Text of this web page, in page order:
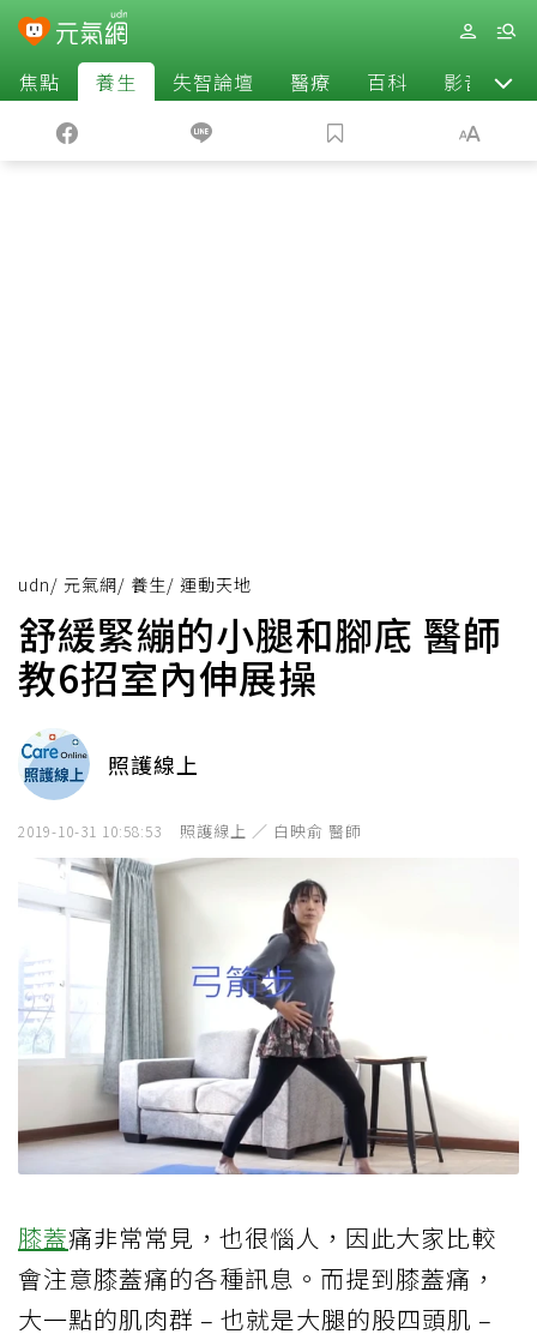
焦點 養生 失智論壇 醫療 百科 影音
udn/ 元氣網/ 養生/ 運動天地
舒緩緊繃的小腿和腳底 醫師
教6招室內伸展操
照護線上
2019-10-31 10:58:53 照護線上 ／ 白映俞 醫師
膝蓋痛非常常見，也很惱人，因此大家比較
會注意膝蓋痛的各種訊息。而提到膝蓋痛，
大一點的肌肉群 – 也就是大腿的股四頭肌 –